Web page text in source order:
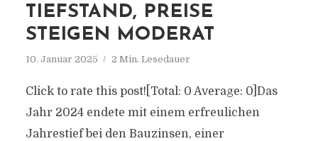
TIEFSTAND, PREISE
STEIGEN MODERAT
10. Januar 2025 2 Min. Lesedauer
Click to rate this post![Total: 0 Average: 0]Das
Jahr 2024 endete mit einem erfreulichen
Jahrestief bei den Bauzinsen, einer